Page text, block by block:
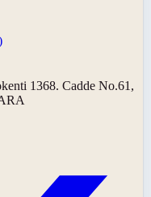
1368. Cadde No.61,